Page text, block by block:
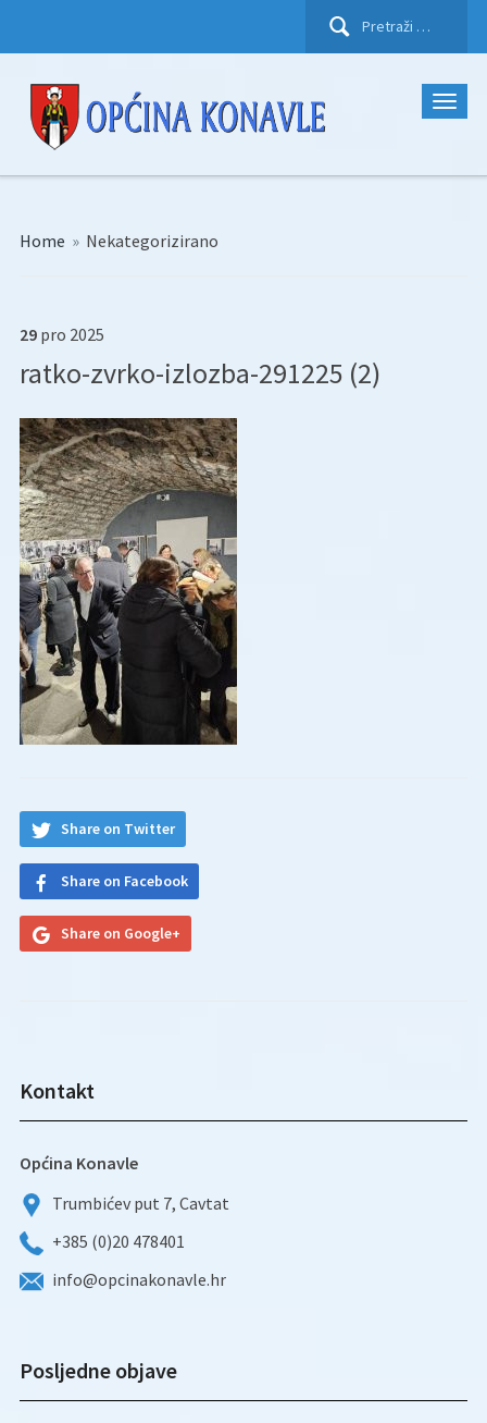
Pretraži:
Home » Nekategorizirano
29 pro 2025
ratko-zvrko-izlozba-291225 (2)
Share on Twitter
Share on Facebook
Share on Google+
Kontakt
Općina Konavle
Trumbićev put 7, Cavtat
+385 (0)20 478401
info@opcinakonavle.hr
Posljedne objave